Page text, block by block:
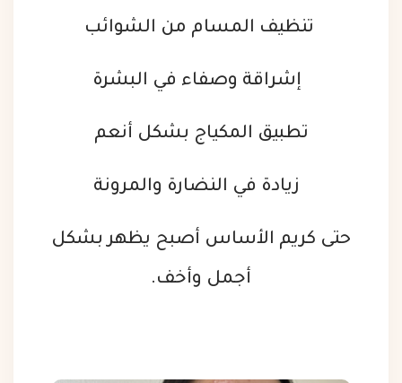
تنظيف المسام من الشوائب
إشراقة وصفاء في البشرة
تطبيق المكياج بشكل أنعم
زيادة في النضارة والمرونة
حتى كريم الأساس أصبح يظهر بشكل
أجمل وأخف.